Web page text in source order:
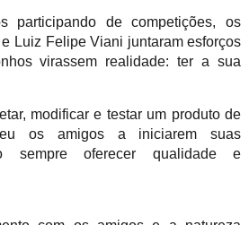
participando de competições, os
Luiz Felipe Viani juntaram esforços
virassem realidade: ter a sua
modificar e testar um produto de
os amigos a iniciarem suas
sempre oferecer qualidade e